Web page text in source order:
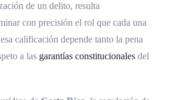
en el derecho penal europeo
en el Código Penal
de 1970
de un delito, resulta
con precisión el rol que cada una
calificación depende tanto la pena
a las garantías constitucionales del